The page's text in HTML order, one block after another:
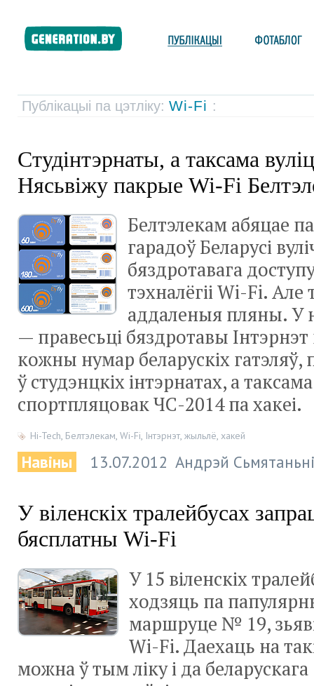
Публікацыі па цэтліку: Wi-Fi :
Студінтэрнаты, а таксама
Нясьвіжу пакрые Wi-Fi
Белтэлекам абяцае
гарадоў Беларусі
бяздротавага
тэхналёгіі Wi-Fi. Але
аддаленыя пляны. У
— правесьці бяздротавы
кожны нумар беларускіх
ў студэнцкіх інтэрнатах, а
спортпляцовак ЧС-2014 па хакеі.
Hi-Tech, Белтэлекам, Wi-Fi, Інтэрнэт, жыльлё, хакей
Навіны 13.07.2012 Андрэй
У віленскіх тралейбусах
бясплатны Wi-Fi
У 15 віленскіх
ходзяць па
маршруце № 19,
Wi-Fi. Даехаць на
можна ў тым ліку і да